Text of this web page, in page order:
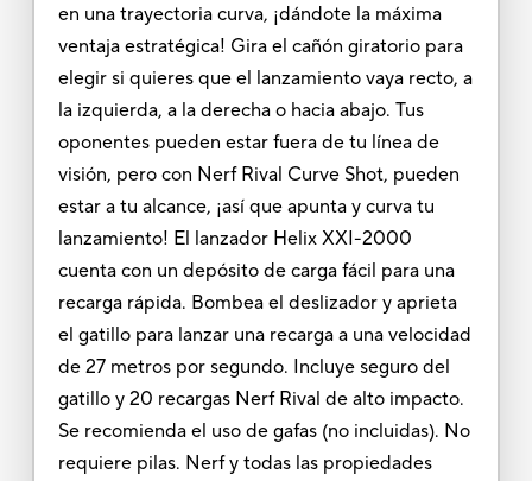
en una trayectoria curva, ¡dándote la máxima
ventaja estratégica! Gira el cañón giratorio para
elegir si quieres que el lanzamiento vaya recto, a
la izquierda, a la derecha o hacia abajo. Tus
oponentes pueden estar fuera de tu línea de
visión, pero con Nerf Rival Curve Shot, pueden
estar a tu alcance, ¡así que apunta y curva tu
lanzamiento! El lanzador Helix XXI-2000
cuenta con un depósito de carga fácil para una
recarga rápida. Bombea el deslizador y aprieta
el gatillo para lanzar una recarga a una velocidad
de 27 metros por segundo. Incluye seguro del
gatillo y 20 recargas Nerf Rival de alto impacto.
Se recomienda el uso de gafas (no incluidas). No
requiere pilas. Nerf y todas las propiedades